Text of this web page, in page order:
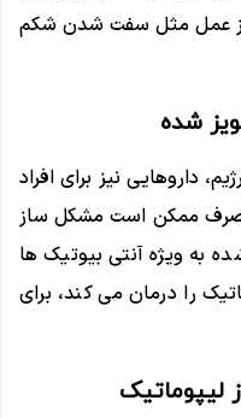
عمل مثل سفت شدن شکم
شده
داروهایی نیز برای افراد
ممکن است مشکل ساز
به ویژه آنتی بیوتیک ها
را درمان می کند، برای
لیپوماتیک